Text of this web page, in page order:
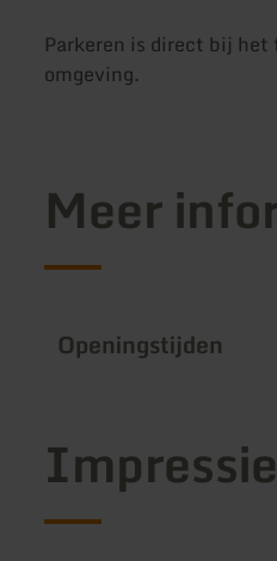
Parkeren is direct bij
omgeving.
Meer
Openingstijden